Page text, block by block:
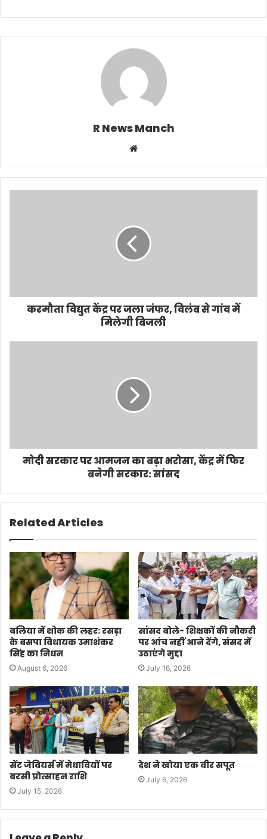
R News Manch
Website
करमौता विद्युत केंद्र पर जला जंफर, विलंब से गांव में
मिलेगी बिजली
मोदी सरकार पर आमजन का बढ़ा भरोसा, केंद्र में फिर
बनेगी सरकार: सांसद
Related Articles
बलिया में शोक की लहर: रसड़ा
के बसपा विधायक उमाशंकर
सिंह का निधन
August 6, 2026
सांसद बोले- शिक्षकों की नौकरी
पर आंच नहीं आने देंगे, संसद में
उठाएंगे मुद्दा
July 16, 2026
सेंट जेवियर्स में मेधावियों पर
बरसी प्रोत्साहन राशि
July 15, 2026
देश ने खोया एक वीर सपूत
July 6, 2026